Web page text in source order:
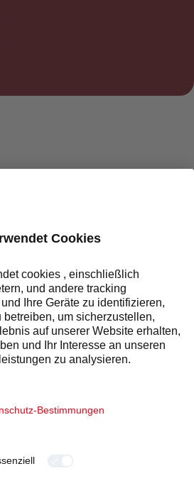
UNS UND ERHALTEN SIE EIN
von 24 Stunden